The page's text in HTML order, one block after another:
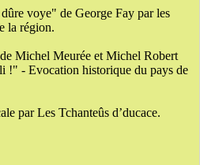
voye" de George Fay par les
la région.
Michel Meurée et Michel Robert
!" - Evocation historique du pays de
par Les Tchanteûs d’ducace.